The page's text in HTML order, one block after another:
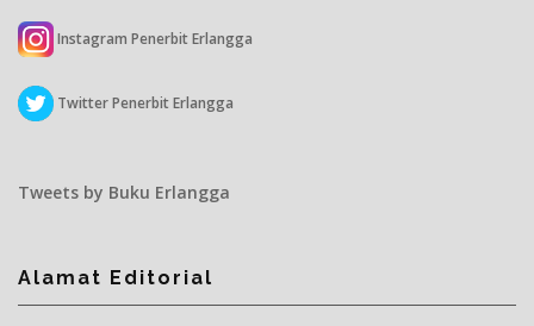
Instagram Penerbit Erlangga
Twitter Penerbit Erlangga
Tweets by Buku Erlangga
Alamat Editorial